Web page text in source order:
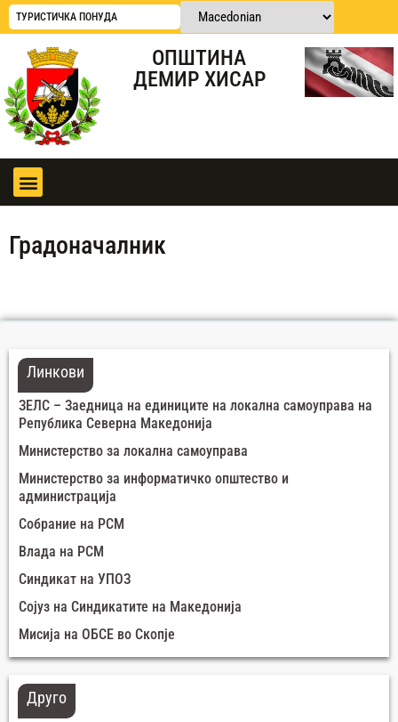
ТУРИСТИЧКА ПОНУДА
ОПШТИНА
ДЕМИР ХИСАР
Градоначалник
Линкови
ЗЕЛС – Заедница на единиците на локална самоуправа на
Република Северна Македонија
Министерство за локална самоуправа
Министерство за информатичко општество и
администрација
Собрание на РСМ
Влада на РСМ
Синдикат на УПОЗ
Сојуз на Синдикатите на Македонија
Мисија на ОБСЕ во Скопје
Друго